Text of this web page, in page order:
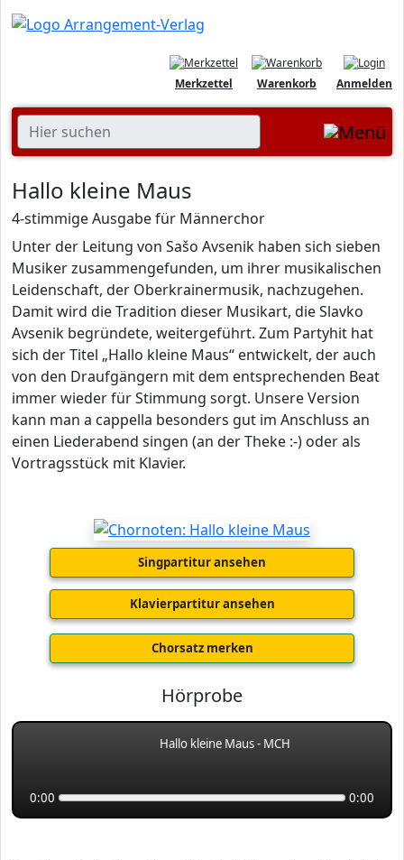
Anmelden
Warenkorb
Merkzettel
Hallo kleine Maus
4-stimmige Ausgabe für Männerchor
Unter der Leitung von Sašo Avsenik haben sich sieben
Musiker zusammengefunden, um ihrer musikalischen
Leidenschaft, der Oberkrainermusik, nachzugehen.
Damit wird die Tradition dieser Musikart, die Slavko
Avsenik begründete, weitergeführt. Zum Partyhit hat
sich der Titel „Hallo kleine Maus“ entwickelt, der auch
von den Draufgängern mit dem entsprechenden Beat
immer wieder für Stimmung sorgt. Unsere Version
kann man a cappella besonders gut im Anschluss an
einen Liederabend singen (an der Theke :-) oder als
Vortragsstück mit Klavier.
Singpartitur ansehen
Klavierpartitur ansehen
Chorsatz merken
Hörprobe
Hallo kleine Maus - MCH
0:00 0:00